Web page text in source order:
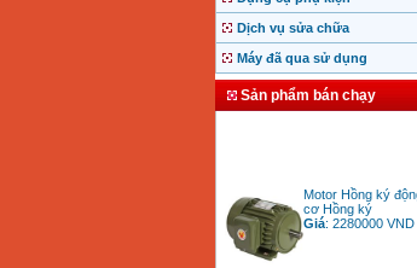
Dịch vụ sửa chữa
Máy đã qua sử dụng
Sản phẩm bán chạy
Motor Hồng ký động
cơ Hồng ký
Giá:2280000